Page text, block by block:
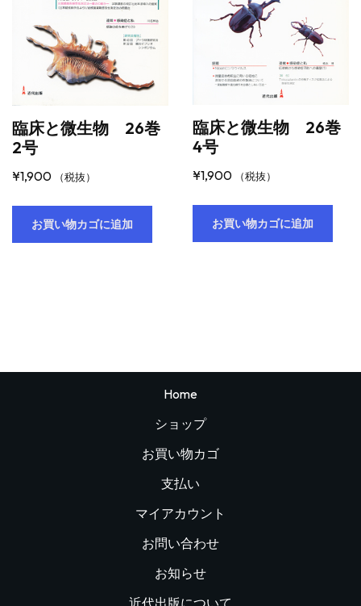
臨床と微生物 26巻
2号
¥1,900 （税抜）
お買い物カゴに追加
臨床と微生物 26巻
4号
¥1,900 （税抜）
お買い物カゴに追加
Home
ショップ
お買い物カゴ
支払い
マイアカウント
お問い合わせ
お知らせ